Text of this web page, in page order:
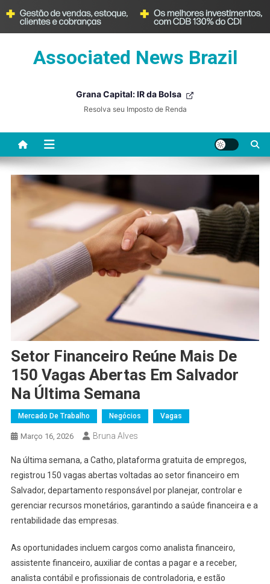
Associated News Brazil
Grana Capital: IR da Bolsa
Resolva seu Imposto de Renda
Setor Financeiro Reúne Mais De
150 Vagas Abertas Em Salvador
Na Última Semana
Mercado De Trabalho Negócios Vagas
Março 16, 2026 Bruna Alves
Na última semana, a Catho, plataforma gratuita de empregos,
registrou 150 vagas abertas voltadas ao setor financeiro em
Salvador, departamento responsável por planejar, controlar e
gerenciar recursos monetários, garantindo a saúde financeira e a
rentabilidade das empresas.
As oportunidades incluem cargos como analista financeiro,
assistente financeiro, auxiliar de contas a pagar e a receber,
analista contábil e profissionais de controladoria, e estão